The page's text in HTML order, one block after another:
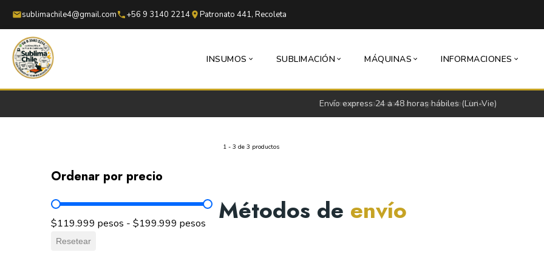
Saltar al contenido principal Saltar al pie de página
sublimachile4@gmail.com +56 9 3140 2214 Patronato 441, Recoleta
INSUMOS SUBLIMACIÓN MÁQUINAS INFORMACIONES
Envío express 24 a 48 horas hábiles (Lun-Vie)
1 - 3 de 3 productos
Ordenar por precio
Ordenar por precio
$119.999 pesos - $199.999 pesos
Resetear
Métodos de envío